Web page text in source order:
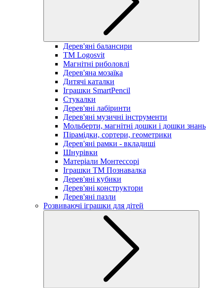
Дерев'яні балансири
TM Logosvit
Магнітні риболовлі
Дерев'яна мозаїка
Дитячі каталки
Іграшки SmartPencil
Стукалки
Дерев'яні лабіринти
Дерев'яні музичні інструменти
Мольберти, магнітні дошки і дошки знань
Пірамідки, сортери, геометрики
Дерев'яні рамки - вкладиші
Шнурівки
Матеріали Монтессорі
Іграшки ТМ Познавалка
Дерев'яні кубики
Дерев'яні конструктори
Дерев'яні пазли
Розвиваючі іграшки для дітей